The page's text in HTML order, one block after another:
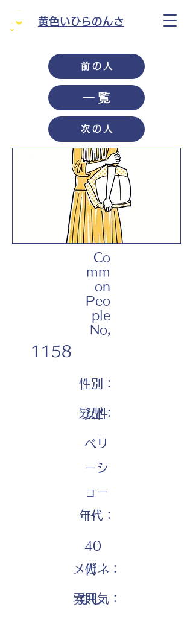
黄色いひらのんさ
前の人
一覧
次の人
Co
mm
on
Peo
ple
No,
1158
性別：
女性
髪型：
ベリ
ーシ
ョー
ト
年代：
40
代
メガネ：
なし
雰囲気：